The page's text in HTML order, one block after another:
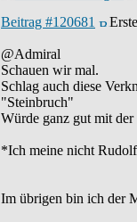
Beitrag #120681
@Admiral
Schauen wir mal.
Schlag auch diese
"Steinbruch"
Würde ganz gut mit der
*Ich meine nicht Rudolf
Im übrigen bin ich der